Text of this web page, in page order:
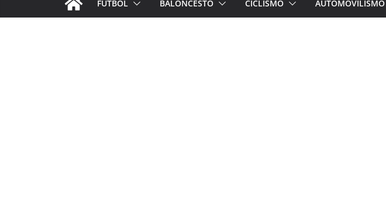
FÚTBOL BALONCESTO CICLISMO AUTOMOVILISMO